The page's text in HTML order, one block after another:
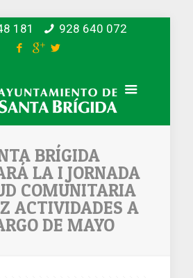
181 928 640 072
BRÍGIDA
LA I JORNADA
COMUNITARIA
ACTIVIDADES A
DE MAYO